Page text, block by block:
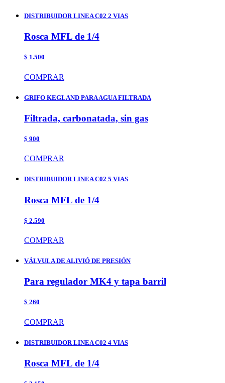
DISTRIBUIDOR LINEA C02 2 VIAS
Rosca MFL de 1/4
$ 1.500
COMPRAR
GRIFO KEGLAND PARA AGUA FILTRADA
Filtrada, carbonatada, sin gas
$ 900
COMPRAR
DISTRIBUIDOR LINEA C02 5 VIAS
Rosca MFL de 1/4
$ 2.590
COMPRAR
VÁLVULA DE ALIVIÓ DE PRESIÓN
Para regulador MK4 y tapa barril
$ 260
COMPRAR
DISTRIBUIDOR LINEA C02 4 VIAS
Rosca MFL de 1/4